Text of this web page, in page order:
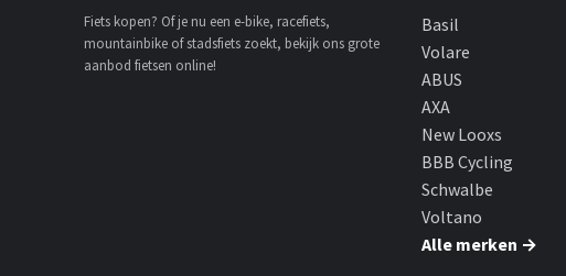
Volare
ABUS
Fiets kopen? Of je nu een e-bike, racefiets,
mountainbike of stadsfiets zoekt, bekijk ons grote
aanbod fietsen online!
Basil
Volare
ABUS
AXA
New Looxs
BBB Cycling
Schwalbe
Voltano
Alle merken →